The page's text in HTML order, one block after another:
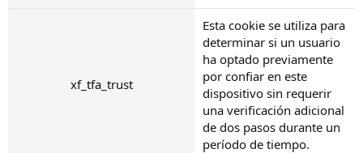
xf_tfa_trust
Esta cookie se utiliza para
determinar si un usuario
ha optado previamente
por confiar en este
dispositivo sin requerir
una verificación adicional
de dos pasos durante un
período de tiempo.